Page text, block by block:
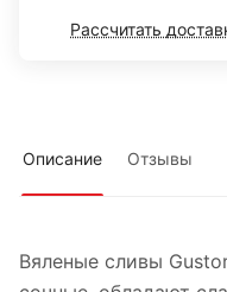
Рассчитать
Описание Отзывы
Вяленые сливы